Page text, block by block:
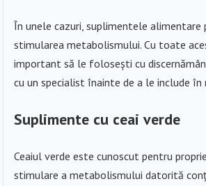
În unele cazuri, suplimentele
stimularea metabolismului. Cu toate
important să le folosești cu
cu un specialist înainte de a le include în
Suplimente cu ceai verde
Ceaiul verde este cunoscut pentru
stimulare a metabolismului datorită